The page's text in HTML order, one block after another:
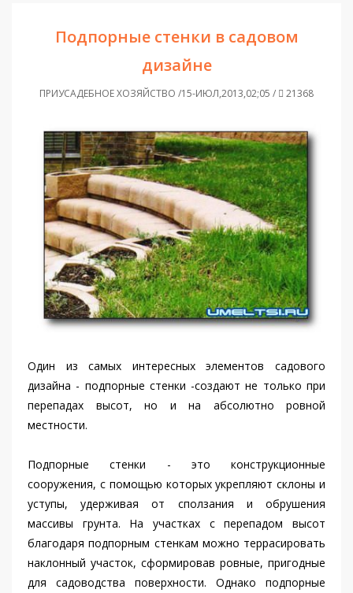
Подпорные стенки в садовом
дизайне
ПРИУСАДЕБНОЕ ХОЗЯЙСТВО /15-ИЮЛ,2013,02;05 / 21368
Один из самых интересных элементов садового
дизайна - подпорные стенки -создают не только при
перепадах высот, но и на абсолютно ровной
местности.
Подпорные стенки - это конструкционные
сооружения, с помощью которых укрепляют склоны и
уступы, удерживая от сползания и обрушения
массивы грунта. На участках с перепадом высот
благодаря подпорным стенкам можно террасировать
наклонный участок, сформировав ровные, пригодные
для садоводства поверхности. Однако подпорные